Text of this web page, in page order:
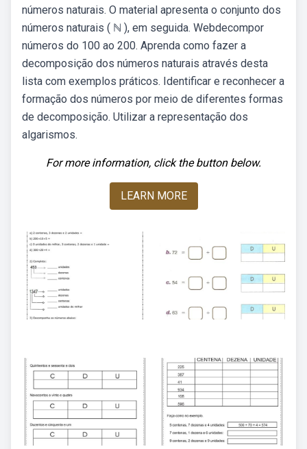
números naturais. O material apresenta o conjunto dos
números naturais ( ℕ ), em seguida. Webdecompor
números do 100 ao 200. Aprenda como fazer a
decomposição dos números naturais através desta
lista com exemplos práticos. Identificar e reconhecer a
formação dos números por meio de diferentes formas
de decomposição. Utilizar a representação dos
algarismos.
For more information, click the button below.
LEARN MORE